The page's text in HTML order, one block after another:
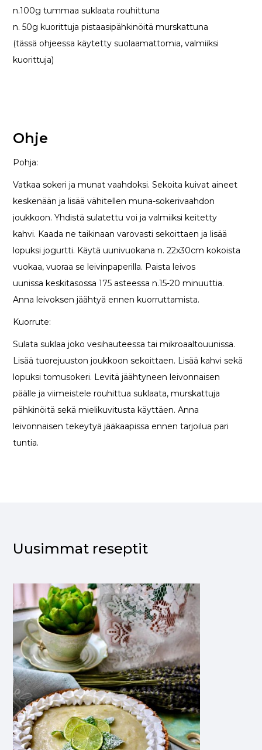
n.100g tummaa suklaata rouhittuna
n. 50g kuorittuja pistaasipähkinöitä murskattuna
(tässä ohjeessa käytetty suolaamattomia, valmiiksi
kuorittuja)
Ohje
Pohja:
Vatkaa sokeri ja munat vaahdoksi. Sekoita kuivat aineet
keskenään ja lisää vähitellen muna-sokerivaahdon
joukkoon. Yhdistä sulatettu voi ja valmiiksi keitetty
kahvi. Kaada ne taikinaan varovasti sekoittaen ja lisää
lopuksi jogurtti. Käytä uunivuokana n. 22x30cm kokoista
vuokaa, vuoraa se leivinpaperilla. Paista leivos
uunissa keskitasossa 175 asteessa n.15-20 minuuttia.
Anna leivoksen jäähtyä ennen kuorruttamista.
Kuorrute:
Sulata suklaa joko vesihauteessa tai mikroaaltouunissa.
Lisää tuorejuuston joukkoon sekoittaen. Lisää kahvi sekä
lopuksi tomusokeri. Levitä jäähtyneen leivonnaisen
päälle ja viimeistele rouhittua suklaata, murskattuja
pähkinöitä sekä mielikuvitusta käyttäen. Anna
leivonnaisen tekeytyä jääkaapissa ennen tarjoilua pari
tuntia.
Uusimmat reseptit